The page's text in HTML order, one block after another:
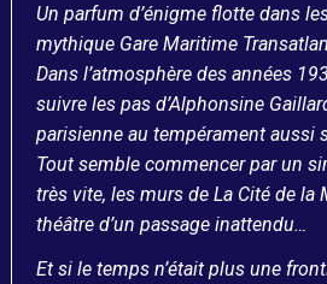
Un parfum d’énigme flotte dans
mythique Gare Maritime
Dans l’atmosphère des années
suivre les pas d’Alphonsine
parisienne au tempérament aussi
Tout semble commencer par un
très vite, les murs de La Cité de la
théâtre d’un passage inattendu…
Et si le temps n’était plus une